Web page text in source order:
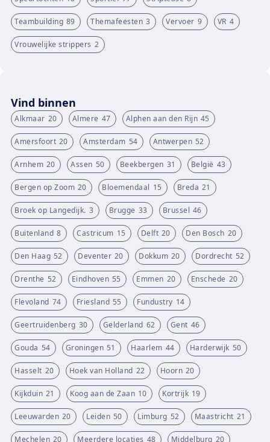
Teambuilding 89 Themafeesten 3 Vervoer 9 VR 4
Vrouwelijke strippers 2
Vind binnen
Alkmaar 20 Almere 47 Alphen aan den Rijn 45
Amersfoort 20 Amsterdam 54 Antwerpen 52
Arnhem 20 Assen 50 Beekbergen 31 België 43
Bergen op Zoom 20 Bloemendaal 15 Breda 21
Broek op Langedijk. 3 Brugge 33 Brussel 46
Buitenland 8 Castricum 15 Delft 20 Den Bosch 20
Den Haag 52 Deventer 20 Dokkum 20 Dordrecht 52
Drenthe 52 Eindhoven 55 Emmen 20 Enschede 20
Flevoland 74 Friesland 55 Fundustry 14
Geertruidenberg 30 Gelderland 62 Gent 46
Gouda 54 Groningen 51 Haarlem 44 Harderwijk 50
Hasselt 20 Hoek van Holland 22 Hoorn 20
Kijkduin 21 Koog aan de Zaan 10 Kortrijk 19
Leeuwarden 20 Leiden 50 Limburg 52 Maastricht 21
Mechelen 20 Meerdere locaties 48 Middelburg 20